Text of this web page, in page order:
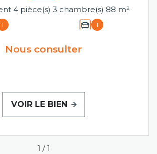
Appartement 4 pièce(s) 3 chambre(s) 88 m²
1 1
Nous consulter
VOIR LE BIEN
1 / 1